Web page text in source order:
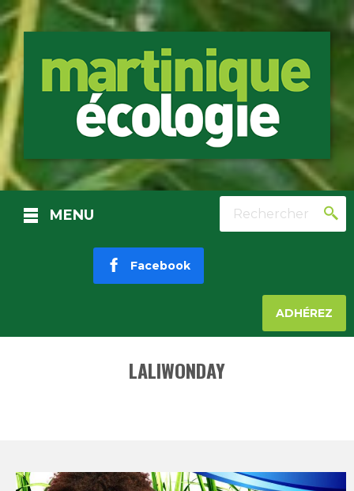
MENU Rechercher
Facebook
ADHÉREZ
LALIWONDAY